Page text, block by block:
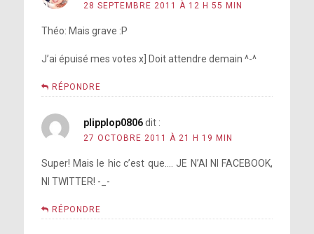
28 SEPTEMBRE 2011 À 12 H 55 MIN
Théo: Mais grave :P
J’ai épuisé mes votes x] Doit attendre demain ^-^
RÉPONDRE
plipplop0806 dit :
27 OCTOBRE 2011 À 21 H 19 MIN
Super! Mais le hic c’est que…. JE N’AI NI FACEBOOK,
NI TWITTER! -_-
RÉPONDRE